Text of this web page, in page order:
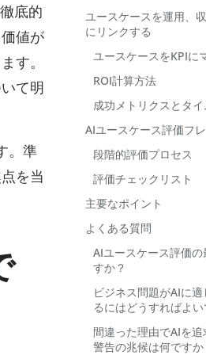
底的
値が
す。
て明
。準
を当
ユースケースを運用、
にリンクする
ユースケースをKPIに
ROI計算方法
成功メトリクスとタ
AIユースケース評価フ
段階的評価プロセス
評価チェックリスト
主要なポイント
よくある質問
AIユースケース評価
すか？
ビジネス問題がAIに
るにはどうすればよい
間違った理由でAIを
警告の兆候は何ですか